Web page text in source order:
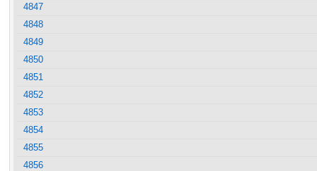
4847
4848
4849
4850
4851
4852
4853
4854
4855
4856